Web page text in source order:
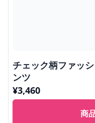
チェック柄ファッ
ンツ
¥3,460
商